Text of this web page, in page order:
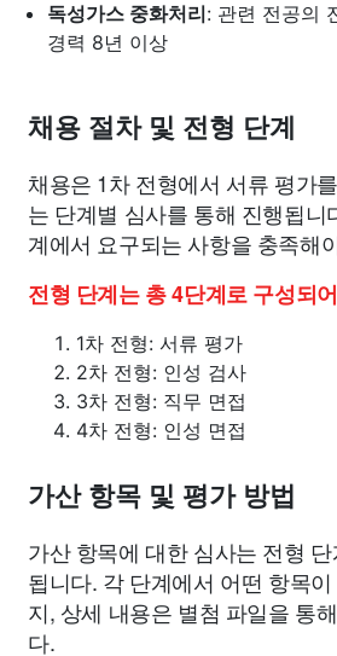
독성가스 중화처리: 관련 전공의
경력 8년 이상
채용 절차 및 전형 단계
채용은 1차 전형에서 서류 평가
는 단계별 심사를 통해 진행됩니
계에서 요구되는 사항을 충족해
전형 단계는 총 4단계로 구성되
1차 전형: 서류 평가
2차 전형: 인성 검사
3차 전형: 직무 면접
4차 전형: 인성 면접
가산 항목 및 평가 방법
가산 항목에 대한 심사는 전형
됩니다. 각 단계에서 어떤 항목
지, 상세 내용은 별첨 파일을 통
다.